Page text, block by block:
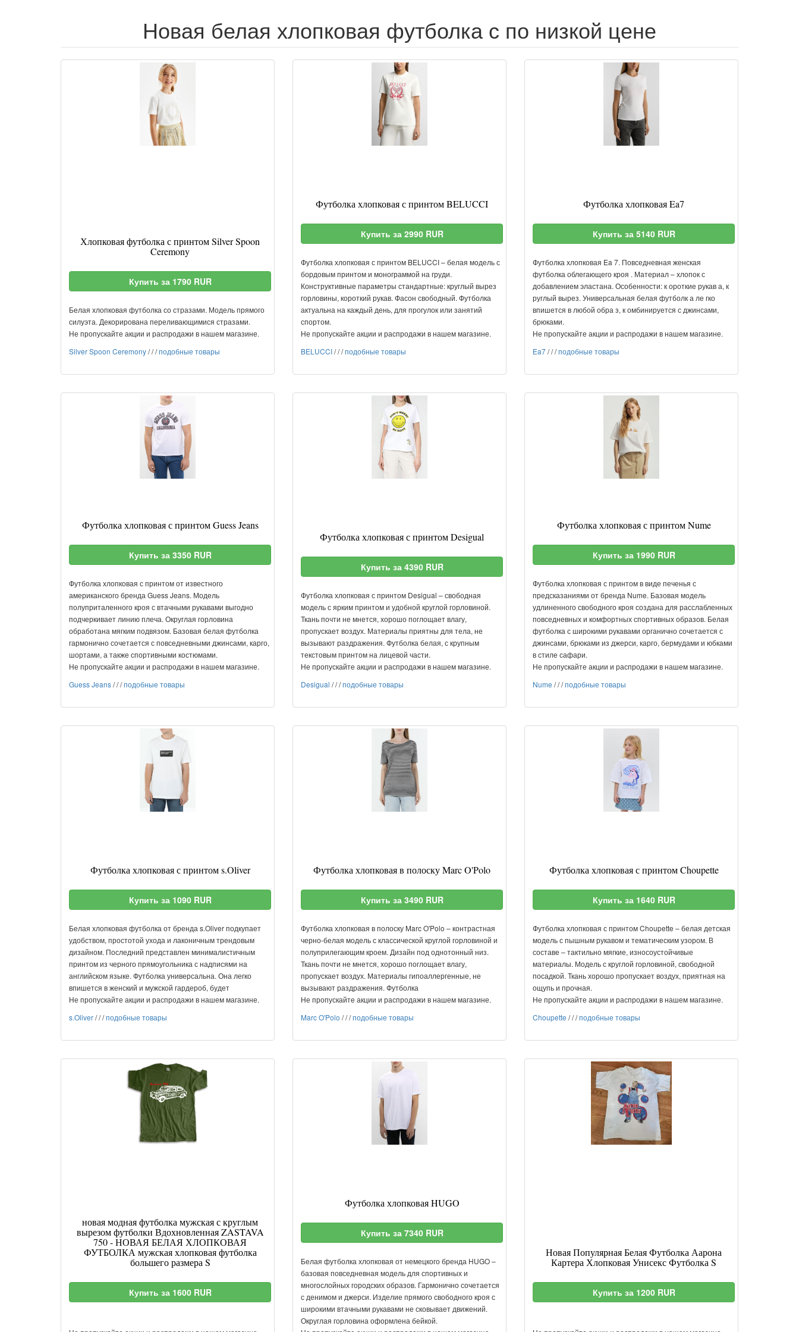
Новая белая хлопковая футболка с по низкой цене
Хлопковая футболка с принтом Silver Spoon
Ceremony
Купить за 1790 RUR
Белая хлопковая футболка со стразами. Модель прямого
силуэта. Декорирована переливающимися стразами.
Не пропускайте акции и распродажи в нашем магазине.
Silver Spoon Ceremony///подобные товары
Футболка хлопковая с принтом BELUCCI
Купить за 2990 RUR
Футболка хлопковая с принтом BELUCCI – белая модель с
бордовым принтом и монограммой на груди.
Конструктивные параметры стандартные: круглый вырез
горловины, короткий рукав. Фасон свободный. Футболка
актуальна на каждый день, для прогулок или занятий
спортом.
Не пропускайте акции и распродажи в нашем магазине.
BELUCCI///подобные товары
Футболка хлопковая Ea7
Купить за 5140 RUR
Футболка хлопковая Ea 7. Повседневная женская
футболка облегающего кроя . Материал – хлопок с
добавлением эластана. Особенности: к ороткие рукав а, к
руглый вырез. Универсальная белая футболк а ле гко
впишется в любой обра з, к омбинируется с джинсами,
брюками.
Не пропускайте акции и распродажи в нашем магазине.
Ea7///подобные товары
Футболка хлопковая с принтом Guess Jeans
Купить за 3350 RUR
Футболка хлопковая с принтом от известного
американского бренда Guess Jeans. Модель
полуприталенного кроя с втачными рукавами выгодно
подчеркивает линию плеча. Округлая горловина
обработана мягким подвязом. Базовая белая футболка
гармонично сочетается с повседневными джинсами, карго,
шортами, а также спортивными костюмами.
Не пропускайте акции и распродажи в нашем магазине.
Guess Jeans///подобные товары
Футболка хлопковая с принтом Desigual
Купить за 4390 RUR
Футболка хлопковая с принтом Desigual – свободная
модель с ярким принтом и удобной круглой горловиной.
Ткань почти не мнется, хорошо поглощает влагу,
пропускает воздух. Материалы приятны для тела, не
вызывают раздражения. Футболка белая, с крупным
текстовым принтом на лицевой части.
Не пропускайте акции и распродажи в нашем магазине.
Desigual ///подобные товары
Футболка хлопковая с принтом Nume
Купить за 1990 RUR
Футболка хлопковая с принтом в виде печенья с
предсказаниями от бренда Nume. Базовая модель
удлиненного свободного кроя создана для расслабленных
повседневных и комфортных спортивных образов. Белая
футболка с широкими рукавами органично сочетается с
джинсами, брюками из джерси, карго, бермудами и юбками
в стиле сафари.
Не пропускайте акции и распродажи в нашем магазине.
Nume ///подобные товары
Футболка хлопковая с принтом s.Oliver
Купить за 1090 RUR
Белая хлопковая футболка от бренда s.Oliver подкупает
удобством, простотой ухода и лаконичным трендовым
дизайном. Последний представлен минималистичным
принтом из черного прямоугольника с надписями на
английском языке. Футболка универсальна. Она легко
впишется в женский и мужской гардероб, будет
Не пропускайте акции и распродажи в нашем магазине.
s.Oliver///подобные товары
Футболка хлопковая в полоску Marc O'Polo
Купить за 3490 RUR
Футболка хлопковая в полоску Marc O'Polo – контрастная
черно-белая модель с классической круглой горловиной и
полуприлегающим кроем. Дизайн под однотонный низ.
Ткань почти не мнется, хорошо поглощает влагу,
пропускает воздух. Материалы гипоаллергенные, не
вызывают раздражения. Футболка
Не пропускайте акции и распродажи в нашем магазине.
Marc O'Polo ///подобные товары
Футболка хлопковая с принтом Choupette
Купить за 1640 RUR
Футболка хлопковая с принтом Choupette – белая детская
модель с пышным рукавом и тематическим узором. В
составе – тактильно мягкие, износоустойчивые
материалы. Модель с круглой горловиной, свободной
посадкой. Ткань хорошо пропускает воздух, приятная на
ощупь и прочная.
Не пропускайте акции и распродажи в нашем магазине.
Choupette ///подобные товары
новая модная футболка мужская с круглым
вырезом футболки Вдохновленная ZASTAVA
750 - НОВАЯ БЕЛАЯ ХЛОПКОВАЯ
ФУТБОЛКА мужская хлопковая футболка
большего размера S
Купить за 1600 RUR
Футболка хлопковая HUGO
Купить за 7340 RUR
Белая футболка хлопковая от немецкого бренда HUGO –
базовая повседневная модель для спортивных и
многослойных городских образов. Гармонично сочетается
с денимом и джерси. Изделие прямого свободного кроя с
широкими втачными рукавами не сковывает движений.
Округлая горловина оформлена бейкой.
Новая Популярная Белая Футболка Аарона
Картера Хлопковая Унисекс Футболка S
Купить за 1200 RUR